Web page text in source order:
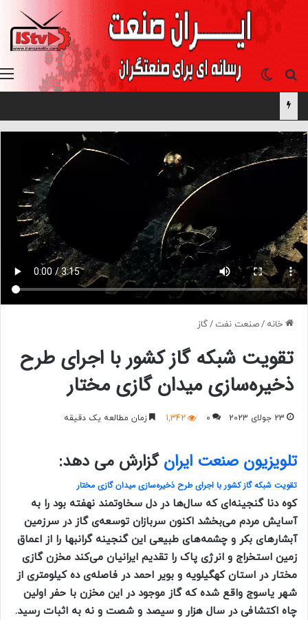
جستجو برایتغییر پوسته
خانه /صنعت نفت /گاز
تقویت شبکه گاز کشور با اجرای طرح
ذخیره‌سازی میدان گازی مختار
23 جولای 2023 0
1,342 زمان مطالعه یک دقیقه
تلویزیون صنعت ایرانگزارش می دهد:
تقویت شبکه گاز کشور با اجرای طرح ذخیره‌سازی میدان گازی مختار
کوه دنا گنجینه‌ای که سال‌ها در دل سخاوتمند نهفته بود را به
آسایش مردم می‌بخشد اکنون سربازان توسعه‌یگاز در سرزمین
آبشارهای بکر و چشمه‌های طبیعی این گنجینه گرانبها را از اعماق
زمین استخراج و انرژی پاک را تقدیم ایرانیان می‌کند مخزن گازی
مختار در استان کهگیلویه و بویر احمد در فاصله‌ی ده کیلومتری از
شهر یاسوج واقع شده که گاز موجود در این مخزن با حفر اولین
چاه اکتشافی در سال هزار و سیصد و شصت و نه به اثبات رسید.